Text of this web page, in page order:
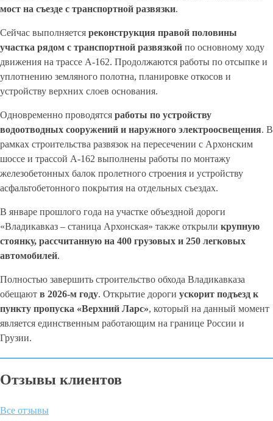
мост на съезде с транспортной развязки.
Сейчас выполняется реконструкция правой половины
участка рядом с транспортной развязкой по основному ходу
движения на трассе А-162. Продолжаются работы по отсыпке и
уплотнению земляного полотна, планировке откосов и
устройству верхних слоев основания.
Одновременно проводятся работы по устройству
водоотводных сооружений и наружного электроосвещения. В
рамках строительства развязок на пересечении с Архонским
шоссе и трассой А-162 выполнены работы по монтажу
железобетонных балок пролетного строения и устройству
асфальтобетонного покрытия на отдельных съездах.
В январе прошлого года на участке объездной дороги
«Владикавказ – станица Архонская» также открыли крупную
стоянку, рассчитанную на 400 грузовых и 250 легковых
автомобилей.
Полностью завершить строительство обхода Владикавказа
обещают в 2026-м году. Открытие дороги ускорит подъезд к
пункту пропуска «Верхний Ларс», который на данный момент
является единственным работающим на границе России и
Грузии.
Отзывы клиентов
Все отзывы